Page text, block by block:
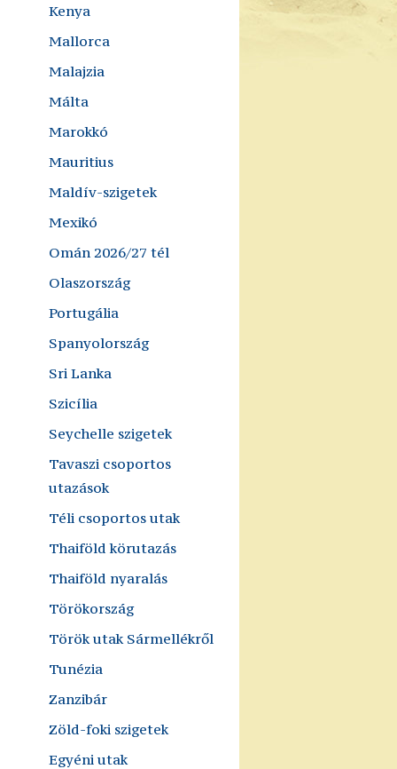
Kenya
Mallorca
Malajzia
Málta
Marokkó
Mauritius
Maldív-szigetek
Mexikó
Omán 2026/27 tél
Olaszország
Portugália
Spanyolország
Sri Lanka
Szicília
Seychelle szigetek
Tavaszi csoportos
utazások
Téli csoportos utak
Thaiföld körutazás
Thaiföld nyaralás
Törökország
Török utak Sármellékről
Tunézia
Zanzibár
Zöld-foki szigetek
Egyéni utak